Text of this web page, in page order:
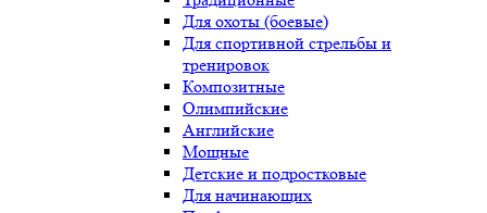
Для охоты (боевые)
Для спортивной стрельбы и
тренировок
Композитные
Олимпийские
Английские
Мощные
Детские и подростковые
Для начинающих